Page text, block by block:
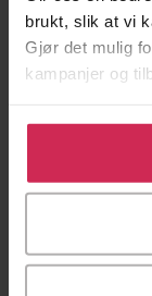
brukt, slik at vi
Gjør det mulig
kampanjer og
Klikk på
bruke cookies
tilpasse ditt
Forfattere
Sjanger
Språk